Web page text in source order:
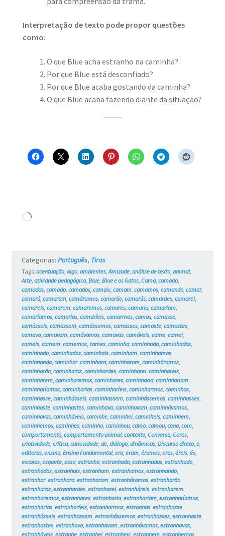
Interpretação de texto pode propor questões
como:
O que Blue acha estranho na caminha?
Por que Blue está desconfiado?
Por que Blue acaba gostando da caminha?
O que Blue acaba fazendo diante da situação?
Carregando...
Categorias: Português, Tiras
Tags: acentuação, algo, ambientes, Amizade, análise de texto, animal,
Arte, atividade pedagógica, Blue, Blue e os Gatos, Cama, camada,
camadas, camado, camados, camais, camam, camamos, camando, camar,
camará, camaram, camáramos, camarão, camarás, camardes, camarei,
camareis, camarem, camaremos, camares, camaria, camariam,
camaríamos, camarias, camaríeis, camarmos, camas, camasse,
camásseis, camassem, camássemos, camasses, camaste, camastes,
camava, camavam, camávamos, camavas, camáveis, came, camei,
cameis, camem, camemos, cames, caminha, caminhada, caminhadas,
caminhado, caminhados, caminhais, caminham, caminhamos,
caminhando, caminhar, caminhara, caminharam, caminháramos,
caminharão, caminharas, caminhardes, caminharei, caminhareis,
caminharem, caminharemos, caminhares, caminharia, caminhariam,
caminharíamos, caminharias, caminharíeis, caminharmos, caminhas,
caminhasse, caminhásseis, caminhassem, caminhássemos, caminhasses,
caminhaste, caminhastes, caminhava, caminhavam, caminhávamos,
caminhavas, caminháveis, caminhe, caminhei, caminheis, caminhem,
caminhemos, caminhes, caminho, caminhou, camo, camou, cena, com,
comportamento, comportamento animal, contexto, Conversa, Cores,
criatividade, crítica, curiosidade, de, diálogo, dinâmicas, Discurso direto, e,
editoras, ensino, Ensino Fundamental, era, eram, éramos, eras, éreis, és,
escolas, esquete, essa, estranha, estranhada, estranhadas, estranhado,
estranhados, estranhais, estranham, estranhamos, estranhando,
estranhar, estranhara, estranharam, estranháramos, estranharão,
estranharas, estranhardes, estranharei, estranháreis, estranharem,
estranharemos, estranhares, estranharia, estranhariam, estranharíamos,
estranharias, estranharíeis, estranharmos, estranhas, estranhasse,
estranhásseis, estranhassem, estranhássemos, estranhasses, estranhaste,
estranhastes, estranhava, estranhavam, estranhávamos, estranhavas,
estranháveis, estranhe, estranhei, estranheis, estranhem, estranhemos,